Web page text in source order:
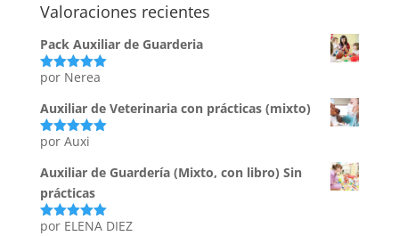
Valoraciones recientes
Pack Auxiliar de Guarderia
Valorado
por Nerea
Auxiliar de Veterinaria con prácticas (mixto)
Valorado
por Auxi
Auxiliar de Guardería (Mixto, con libro) Sin
prácticas
Valorado
por ELENA DIEZ